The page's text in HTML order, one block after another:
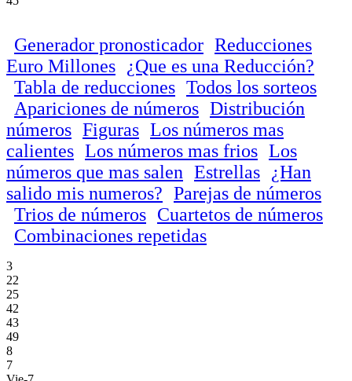
Generador pronosticador Reducciones
Euro Millones
¿Que es una Reducción?
Tabla de reducciones Todos los sorteos
Apariciones de números Distribución
números Figuras Los números mas
calientes Los números mas frios Los
números que mas salen Estrellas
¿Han
salido mis numeros? Parejas de números
Trios de números Cuartetos de números
Combinaciones repetidas
3
22
25
42
43
49
8
7